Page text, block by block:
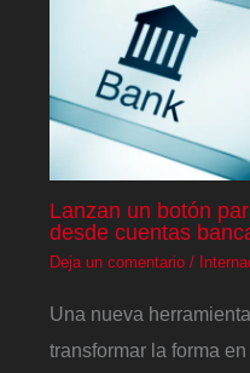
Lanzan un botón
desde cuentas
Deja un comentario /
Una nueva
transformar la forma